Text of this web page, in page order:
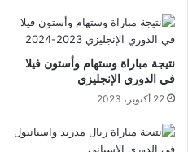
نتيجة مباراة وستهام وأستون فيلا
في الدوري الإنجليزي
22 أكتوبر، 2023